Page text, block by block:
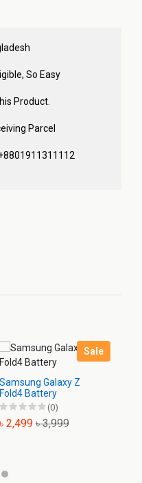
So Easy
Product.
Parcel
Sale
Samsung Galaxy Z
Fold4 Battery
(0)
৳ 2,499 ৳ 3,999